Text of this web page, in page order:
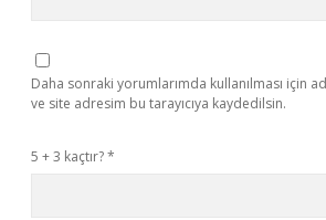
Daha sonraki yorumlarımda kullanılması için
ve site adresim bu tarayıcıya kaydedilsin.
5 + 3 kaçtır?*